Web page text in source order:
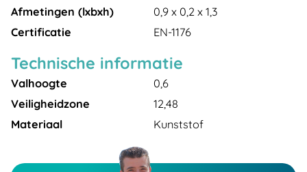
Afmetingen (lxbxh)
0,9 x 0,2 x 1,3
Certificatie
EN-1176
Technische informatie
Valhoogte
0,6
Veiligheidzone
12,48
Materiaal
Kunststof